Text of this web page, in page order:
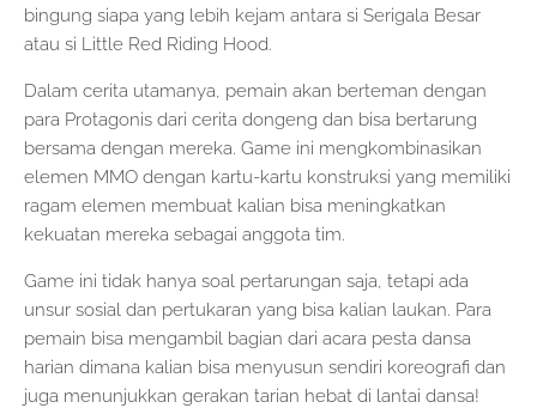
bingung siapa yang lebih kejam antara si Serigala Besar
atau si Little Red Riding Hood.
Dalam cerita utamanya, pemain akan berteman dengan
para Protagonis dari cerita dongeng dan bisa bertarung
bersama dengan mereka. Game ini mengkombinasikan
elemen MMO dengan kartu-kartu konstruksi yang memiliki
ragam elemen membuat kalian bisa meningkatkan
kekuatan mereka sebagai anggota tim.
Game ini tidak hanya soal pertarungan saja, tetapi ada
unsur sosial dan pertukaran yang bisa kalian laukan. Para
pemain bisa mengambil bagian dari acara pesta dansa
harian dimana kalian bisa menyusun sendiri koreografi dan
juga menunjukkan gerakan tarian hebat di lantai dansa!